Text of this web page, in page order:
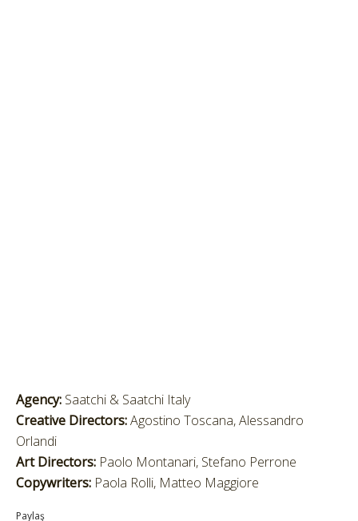
Agency: Saatchi & Saatchi Italy
Creative Directors:Agostino Toscana, Alessandro
Orlandi
Art Directors: Paolo Montanari, Stefano Perrone
Copywriters: Paola Rolli, Matteo Maggiore
Paylaş